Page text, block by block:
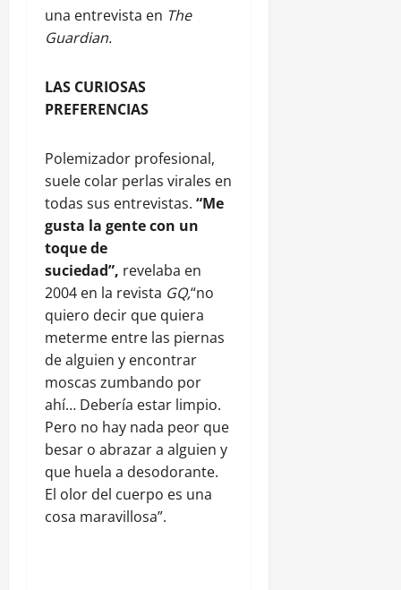
una entrevista en The
Guardian.
LAS CURIOSAS
PREFERENCIAS
Polemizador profesional,
suele colar perlas virales en
todas sus entrevistas. “Me
gusta la gente con un
toque de
suciedad”, revelaba en
2004 en la revista GQ,“no
quiero decir que quiera
meterme entre las piernas
de alguien y encontrar
moscas zumbando por
ahí… Debería estar limpio.
Pero no hay nada peor que
besar o abrazar a alguien y
que huela a desodorante.
El olor del cuerpo es una
cosa maravillosa”.